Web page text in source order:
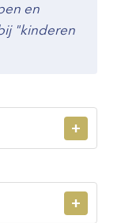
en
"kinderen
+
+